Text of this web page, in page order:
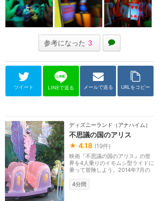
参考になった 3
ツイート LINEで送る メールで送る URLをコピー
ディズニーランド（アナハイム）
不思議の国のアリス
★ 4.18 (19件)
映画『不思議の国のアリス』の世
界を4人乗りのイモムシ型ライドに
乗って冒険しよう。2014年7月の
リニューアルでプ...
4分間